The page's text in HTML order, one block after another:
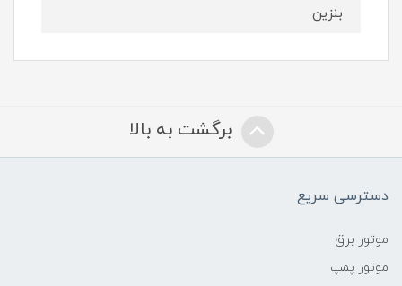
بنزین
برگشت به بالا
دسترسی سریع
موتور برق
موتور پمپ